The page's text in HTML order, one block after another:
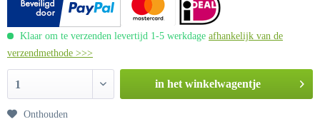
Klaar om te verzenden levertijd 1-5 werkdage afhankelijk van de
verzendmethode >>>
1 in het winkelwagentje
Onthouden